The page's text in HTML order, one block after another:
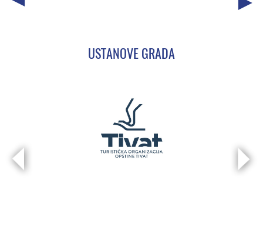
USTANOVE GRADA